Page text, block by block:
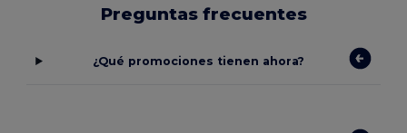
Preguntas frecuentes
¿Qué promociones tienen ahora?